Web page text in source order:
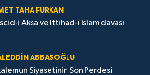
TAHA FURKAN
i Aksa ve İttihad-ı İslam davası
ABBASOĞLU
Siyasetinin Son Perdesi